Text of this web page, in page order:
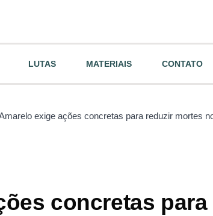
LUTAS MATERIAIS CONTATO
exige ações concretas para reduzir mortes
concretas para